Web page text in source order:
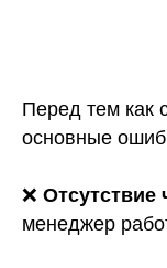
Перед тем как
основные
❌ Отсутствие
менеджер